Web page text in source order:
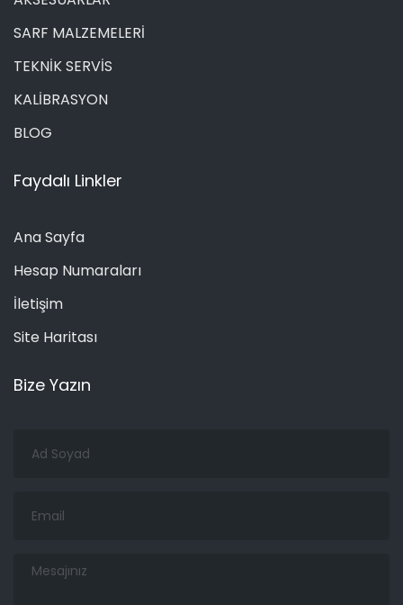
SARF MALZEMELERİ
TEKNİK SERVİS
KALİBRASYON
BLOG
Faydalı Linkler
Ana Sayfa
Hesap Numaraları
İletişim
Site Haritası
Bize Yazın
Soyad
Mesajınız